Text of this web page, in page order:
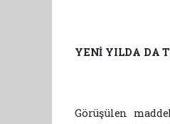
YENİ YILDA DA
Görüşülen